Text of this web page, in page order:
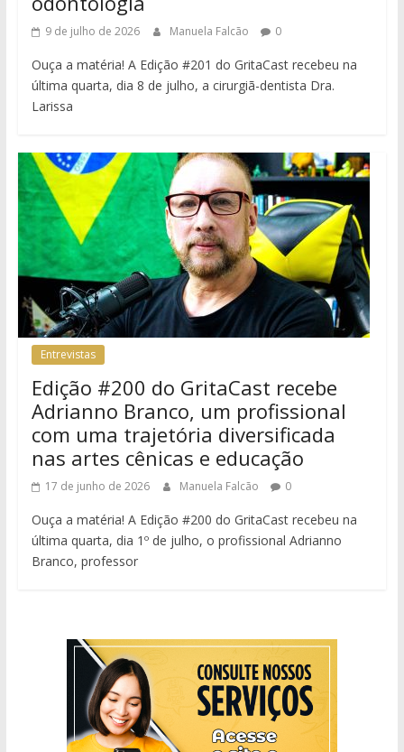
9 de julho de 2026 Manuela Falcão 0
Ouça a matéria! A Edição #201 do GritaCast recebeu na
última quarta, dia 8 de julho, a cirurgiã-dentista Dra.
Larissa
Entrevistas
Edição #200 do GritaCast recebe
Adrianno Branco, um profissional
com uma trajetória diversificada
nas artes cênicas e educação
17 de junho de 2026 Manuela Falcão 0
Ouça a matéria! A Edição #200 do GritaCast recebeu na
última quarta, dia 1º de julho, o profissional Adrianno
Branco, professor